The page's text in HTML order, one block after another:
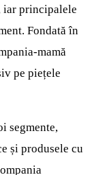
iar principalele
Fondată în
mamă
pe piețele
segmente,
și produsele cu